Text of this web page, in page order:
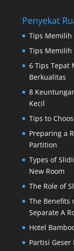
Penyekat
Tips Memilih
Tips Memilih
6 Tips Tepat
Berkualitas
8
Kecil
Tips to
Preparing a
Partition
Types of
New Room
The Role of
The Benefits
Separate A
Hotel
Partisi Geser